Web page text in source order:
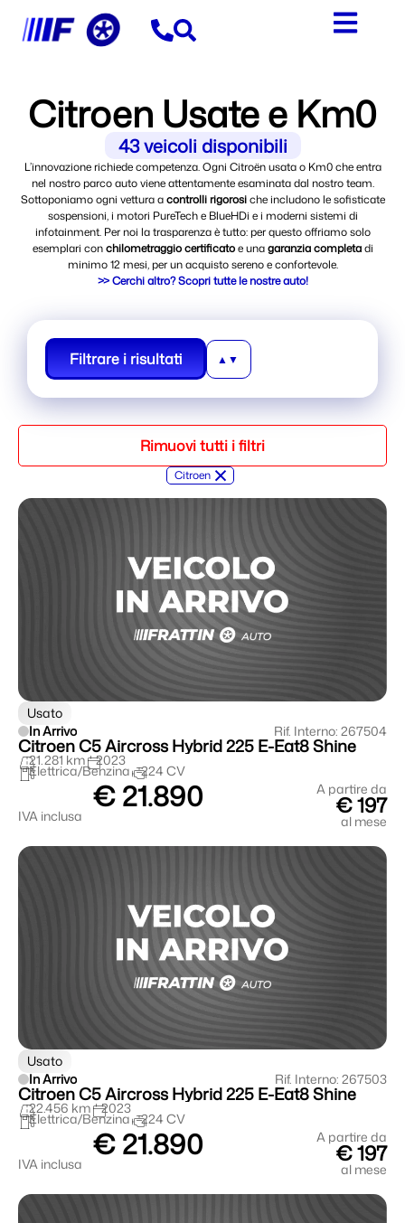
Citroen Usate e Km0
43veicoli disponibili
L’innovazione richiede competenza. Ogni Citroën usata o Km0 che entra
nel nostro parco auto viene attentamente esaminata dal nostro team.
Sottoponiamo ogni vettura acontrolli rigorosiche includono le sofisticate
sospensioni, i motori PureTech e BlueHDi e i moderni sistemi di
infotainment. Per noi la trasparenza è tutto: per questo offriamo solo
esemplari conchilometraggio certificatoe unagaranzia completadi
minimo 12 mesi, per un acquisto sereno e confortevole.
>> Cerchi altro? Scopri tutte le nostre auto!
Filtrare i risultati
Rimuovi tutti i filtri
Citroen×
Usato
In Arrivo
Rif. Interno: 267504
Citroen C5 Aircross Hybrid 225 E-Eat8 Shine
21.281 km 2023
Elettrica/Benzina 224 CV
€ 21.890
IVA inclusa
A partire da
€ 197
al mese
Usato
In Arrivo
Rif. Interno: 267503
Citroen C5 Aircross Hybrid 225 E-Eat8 Shine
22.456 km 2023
Elettrica/Benzina 224 CV
€ 21.890
IVA inclusa
A partire da
€ 197
al mese